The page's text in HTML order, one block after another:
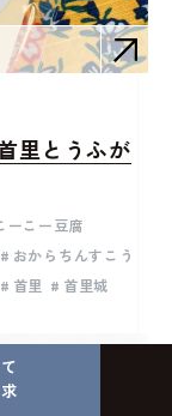
里とうふが
ーこー豆腐
おからちんすこう
首里 首里城